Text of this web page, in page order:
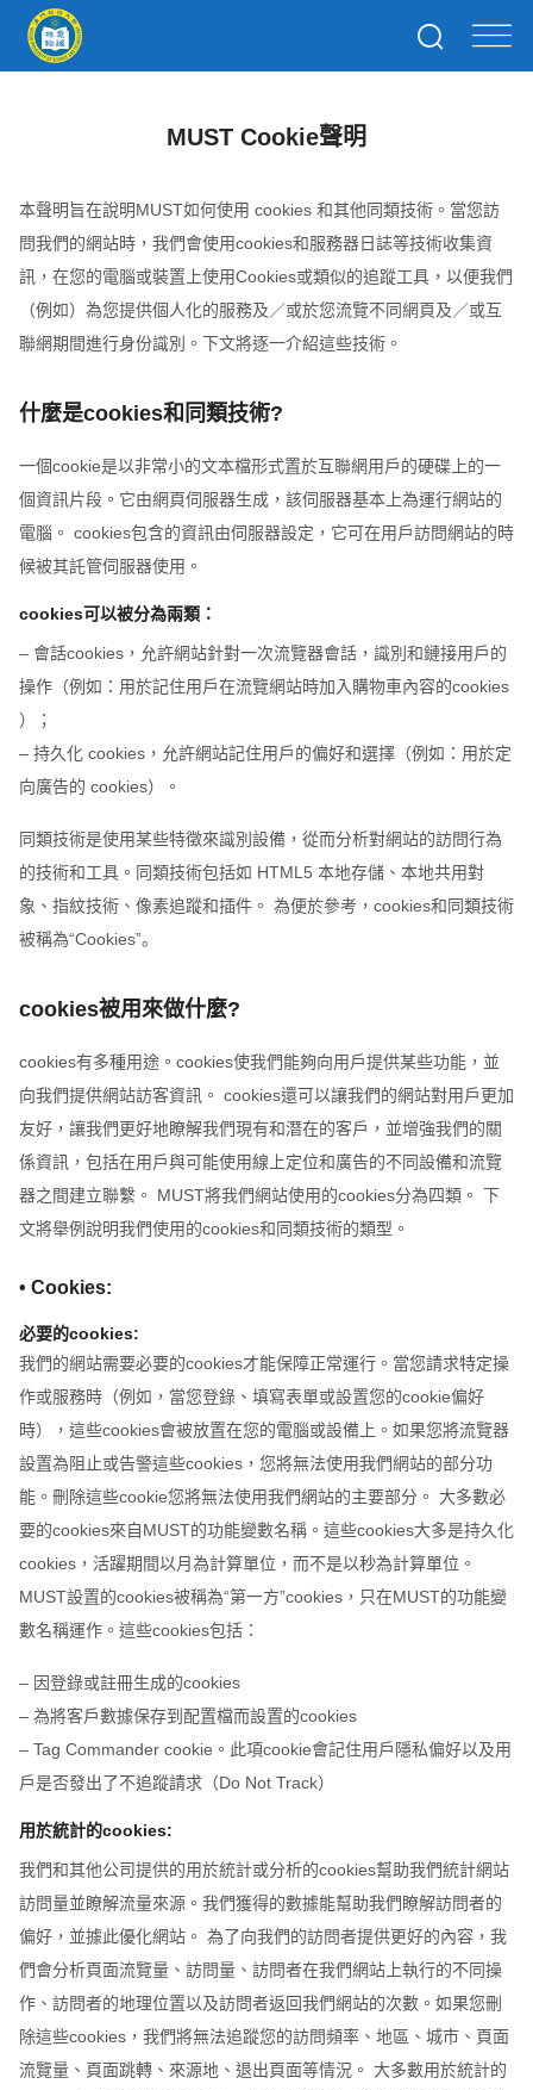
MUST Cookie聲明
本聲明旨在說明MUST如何使用 cookies 和其他同類技術。當您訪
問我們的網站時，我們會使用cookies和服務器日誌等技術收集資
訊，在您的電腦或裝置上使用Cookies或類似的追蹤工具，以便我們
（例如）為您提供個人化的服務及／或於您流覽不同網頁及／或互
聯網期間進行身份識別。下文將逐一介紹這些技術。
什麼是cookies和同類技術?
一個cookie是以非常小的文本檔形式置於互聯網用戶的硬碟上的一
個資訊片段。它由網頁伺服器生成，該伺服器基本上為運行網站的
電腦。 cookies包含的資訊由伺服器設定，它可在用戶訪問網站的時
候被其託管伺服器使用。
cookies可以被分為兩類：
– 會話cookies，允許網站針對一次流覽器會話，識別和鏈接用戶的
操作（例如：用於記住用戶在流覽網站時加入購物車內容的cookies
）；
– 持久化 cookies，允許網站記住用戶的偏好和選擇（例如：用於定
向廣告的 cookies）。
同類技術是使用某些特徵來識別設備，從而分析對網站的訪問行為
的技術和工具。同類技術包括如 HTML5 本地存儲、本地共用對
象、指紋技術、像素追蹤和插件。 為便於參考，cookies和同類技術
被稱為“Cookies”。
cookies被用來做什麼?
cookies有多種用途。cookies使我們能夠向用戶提供某些功能，並
向我們提供網站訪客資訊。 cookies還可以讓我們的網站對用戶更加
友好，讓我們更好地瞭解我們現有和潛在的客戶，並增強我們的關
係資訊，包括在用戶與可能使用線上定位和廣告的不同設備和流覽
器之間建立聯繫。 MUST將我們網站使用的cookies分為四類。 下
文將舉例說明我們使用的cookies和同類技術的類型。
• Cookies:
必要的cookies:
我們的網站需要必要的cookies才能保障正常運行。當您請求特定操
作或服務時（例如，當您登錄、填寫表單或設置您的cookie偏好
時），這些cookies會被放置在您的電腦或設備上。如果您將流覽器
設置為阻止或告警這些cookies，您將無法使用我們網站的部分功
能。刪除這些cookie您將無法使用我們網站的主要部分。 大多數必
要的cookies來自MUST的功能變數名稱。這些cookies大多是持久化
cookies，活躍期間以月為計算單位，而不是以秒為計算單位。
MUST設置的cookies被稱為“第一方”cookies，只在MUST的功能變
數名稱運作。這些cookies包括：
– 因登錄或註冊生成的cookies
– 為將客戶數據保存到配置檔而設置的cookies
– Tag Commander cookie。此項cookie會記住用戶隱私偏好以及用
戶是否發出了不追蹤請求（Do Not Track）
用於統計的cookies:
我們和其他公司提供的用於統計或分析的cookies幫助我們統計網站
訪問量並瞭解流量來源。我們獲得的數據能幫助我們瞭解訪問者的
偏好，並據此優化網站。 為了向我們的訪問者提供更好的內容，我
們會分析頁面流覽量、訪問量、訪問者在我們網站上執行的不同操
作、訪問者的地理位置以及訪問者返回我們網站的次數。如果您刪
除這些cookies，我們將無法追蹤您的訪問頻率、地區、城市、頁面
流覽量、頁面跳轉、來源地、退出頁面等情況。 大多數用於統計的